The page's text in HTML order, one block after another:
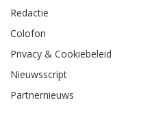
Redactie
Colofon
Privacy & Cookiebeleid
Nieuwsscript
Partnernieuws